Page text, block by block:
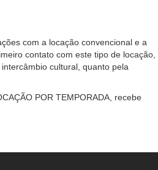
com a locação convencional e a
contato com este tipo de locação,
cultural, quanto pela
POR TEMPORADA, recebe